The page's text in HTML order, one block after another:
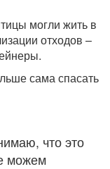
могли жить в
отходов –
сама спасать
что это
можем